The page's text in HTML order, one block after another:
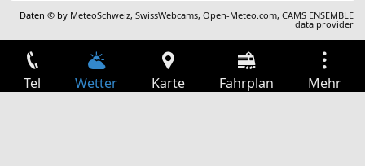
Daten © by MeteoSchweiz,SwissWebcams,Open-Meteo.com,CAMS ENSEMBLE
data provider
Tel Wetter Karte Fahrplan Mehr